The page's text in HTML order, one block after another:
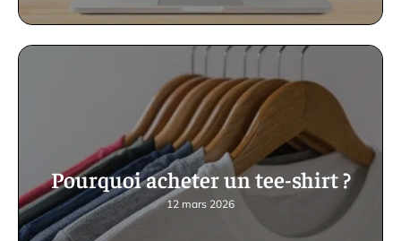
Pourquoi acheter un tee-shirt ?
12 mars 2026